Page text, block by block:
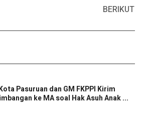
BERIKUT
Pasuruan dan GM FKPPI Kirim
ke MA soal Hak Asuh Anak ...